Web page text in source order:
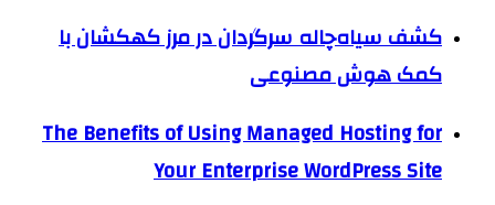
کشف سیاه‌چاله سرگردان در مرز کهکشان با
کمک هوش مصنوعی
The Benefits of Using Managed Hosting for
Your Enterprise WordPress Site